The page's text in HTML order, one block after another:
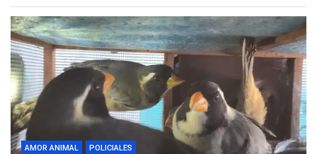
AMOR ANIMAL POLICIALES